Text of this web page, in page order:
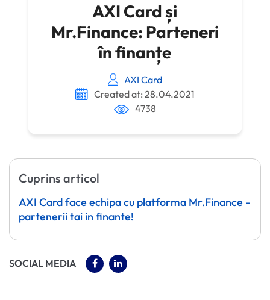
AXI Card și
Mr.Finance: Parteneri
în finanțe
AXI Card
Created at: 28.04.2021
4738
Cuprins articol
AXI Card face echipa cu platforma Mr.Finance -
partenerii tai in finante!
SOCIAL MEDIA (OPENS IN A NEW TAB)
(OPENS IN A NEW TAB)